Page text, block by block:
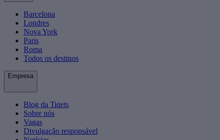
Barcelona
Londres
Nova York
Paris
Roma
Todos os destinos
Empresa
Blog da Tiqets
Sobre nós
Vagas
Divulgação responsável